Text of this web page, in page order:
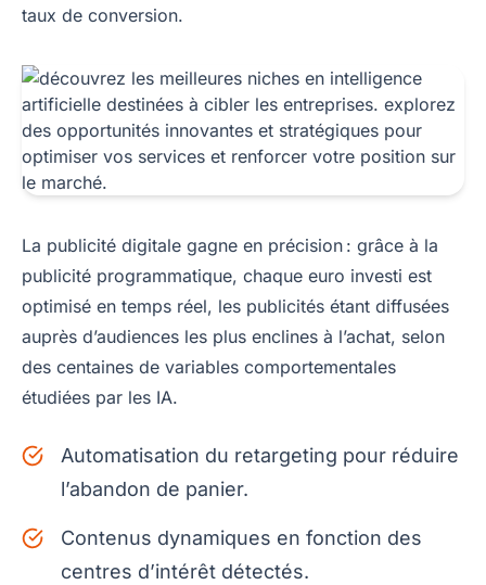
taux de conversion.
La publicité digitale gagne en précision : grâce à la
publicité programmatique, chaque euro investi est
optimisé en temps réel, les publicités étant diffusées
auprès d’audiences les plus enclines à l’achat, selon
des centaines de variables comportementales
étudiées par les IA.
Automatisation du retargeting pour réduire
l’abandon de panier.
Contenus dynamiques en fonction des
centres d’intérêt détectés.